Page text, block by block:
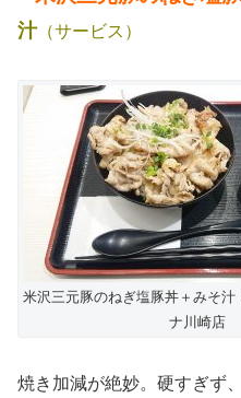
汁（サービス）
米沢三元豚のねぎ塩豚丼＋みそ汁
ナ川崎店
焼き加減が絶妙。硬すぎず